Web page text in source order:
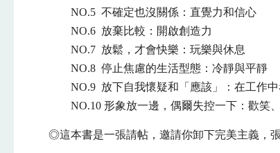
NO.5 不確定也沒關係：直覺力和信心
NO.6 放棄比較：開啟創造力
NO.7 放鬆，才會快樂：玩樂與休息
NO.8 停止焦慮的生活型態：冷靜與平靜
NO.9 放下自我懷疑和「應該」：在工作中
NO.10 形象放一邊，偶爾失控一下：歡笑
◎這本書是一張請帖，邀請你卸下完美主義，